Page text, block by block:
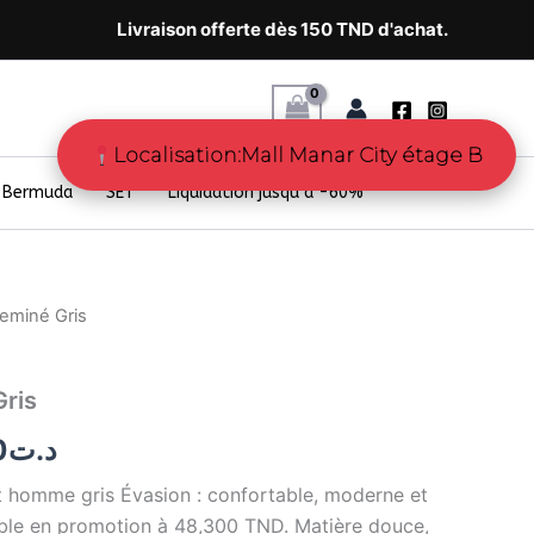
Livraison offerte dès 150 TND d'achat.
Bermuda SET Liquidation jusqu’à -60%
Gris
د.ت78.00.
د.ت
Le
est :
د.ت39.00.
gris Évasion : confortable, moderne et
en promotion à 48,300 TND. Matière douce,
Localisation:Mall Manar City étage B